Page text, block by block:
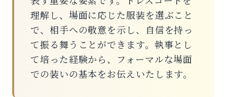
理解し、場面に応じた服装を選ぶこと
で、相手への敬意を示し、自信を持っ
て振る舞うことができます。執事とし
て培った経験から、フォーマルな場面
での装いの基本をお伝えいたします。